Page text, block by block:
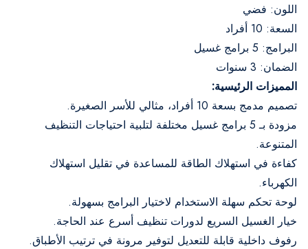
اللون: فضي
السعة: 10 أفراد
البرامج: 5 برامج غسيل
الضمان: 3 سنوات
المميزات الرئيسية:
تصميم مدمج بسعة 10 أفراد، مثالي للأسر الصغيرة.
مزودة بـ 5 برامج غسيل مختلفة لتلبية احتياجات التنظيف
المتنوعة.
كفاءة في استهلاك الطاقة للمساعدة في تقليل استهلاك
الكهرباء.
لوحة تحكم سهلة الاستخدام لاختيار البرامج بسهولة.
خيار الغسيل السريع لدورات تنظيف أسرع عند الحاجة.
رفوف داخلية قابلة للتعديل لتوفير مرونة في ترتيب الأطباق.